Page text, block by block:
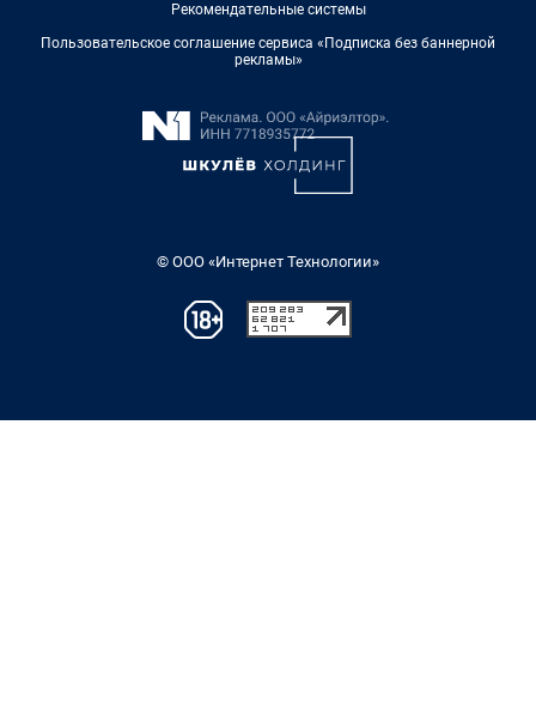
Рекомендательные системы
Пользовательское соглашение сервиса «Подписка без баннерной
рекламы»
© ООО «Интернет Технологии»